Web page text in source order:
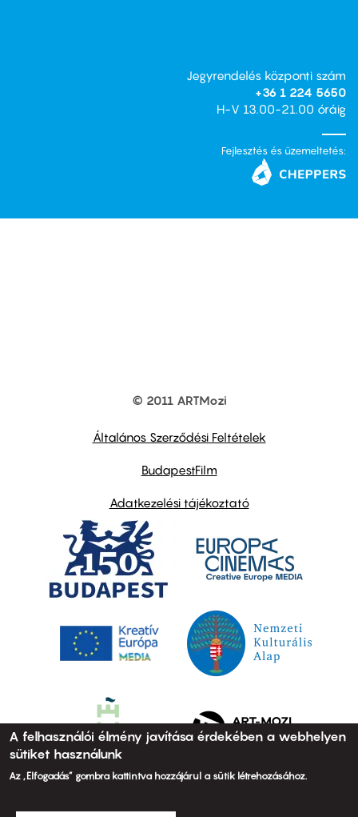
Jegyrendelés központi szám
+36 1 224 5650
H-V 13.00-21.00 óráig
Fejlesztés és üzemeltetés:
© 2011 ARTMozi
Általános Szerződési Feltételek
BudapestFilm
Adatkezelési tájékoztató
A felhasználói élmény javítása érdekében a webhelyen
sütiket használunk
Az „Elfogadás” gombra kattintva hozzájárul a sütik létrehozásához.